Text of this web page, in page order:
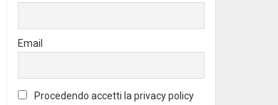
Email
Procedendo accetti la privacy policy